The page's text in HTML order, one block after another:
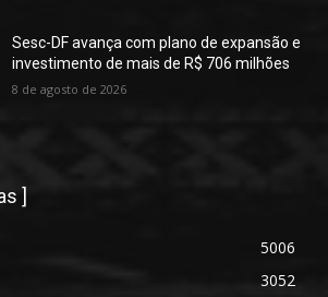
Sesc-DF avança com plano de expansão e
investimento de mais de R$ 706 milhões
8 de agosto de 2026
]
5006
3052